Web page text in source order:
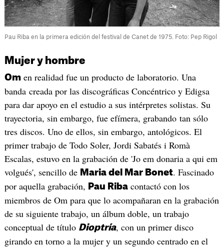
Pau Riba en la primera edición del festival de Canet de 1975. Foto: Pep Rigol
Mujer y hombre
Omen realidad fue un producto de laboratorio. Una
banda creada por las discográficas Concéntrico y Edigsa
para dar apoyo en el estudio a sus intérpretes solistas. Su
trayectoria, sin embargo, fue efímera, grabando tan sólo
tres discos. Uno de ellos, sin embargo, antológicos. El
primer trabajo de Todo Soler, Jordi Sabatés i Romà
Escalas, estuvo en la grabación de 'Jo em donaria a qui em
volgués', sencillo de Maria del Mar Bonet. Fascinado
por aquella grabación, Pau Ribacontactó con los
miembros de Om para que lo acompañaran en la grabación
de su siguiente trabajo, un álbum doble, un trabajo
conceptual de título Dioptría, con un primer disco
girando en torno a la mujer y un segundo centrado en el